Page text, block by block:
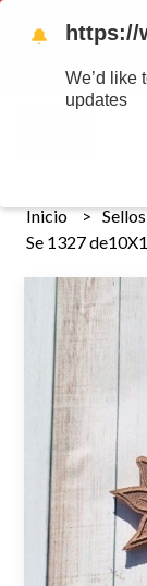
Tenemos
realizan 48 hs
MAYOR se
Inicio
Se 1327
🔔 https://
We’d like
updates